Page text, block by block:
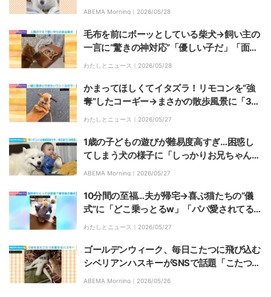
の声「めちゃくちゃ強そう笑」「白いお父さ
ABEMA Morning｜ 2026/05/28
毛布を前にボーッとしている柴犬→飼い主の
一言に“驚きの神対応”「優しい子だ」「面倒
見が良い」と反響
わたしとニュース｜ 2026/05/28
かまってほしくてイタズラ！リモコンを“強
奪”したコーギー→まさかの散歩風景に「3度
見くらいしました」「どうしてこうなったの
わたしとニュース｜ 2026/05/27
1歳の子どもの遊びが難易度高すぎ…困惑し
てしまう犬の様子に「しっかりお兄ちゃんし
ている！」など反響
ABEMA Morning｜ 2026/05/27
10分間の至福…夫が帰宅→喜ぶ猫たちの“儀
式”に「どこ乗っとるw」「パパ愛されてる
ね」の声
わたしとニュース｜ 2026/05/27
ゴールデンウィーク、毎日こたつに飛び込む
シベリアンハスキーがSNSで話題「こたつ厨
を眺める柴の顔好きw」「4日目のシッポの
ABEMA Morning｜ 2026/05/26